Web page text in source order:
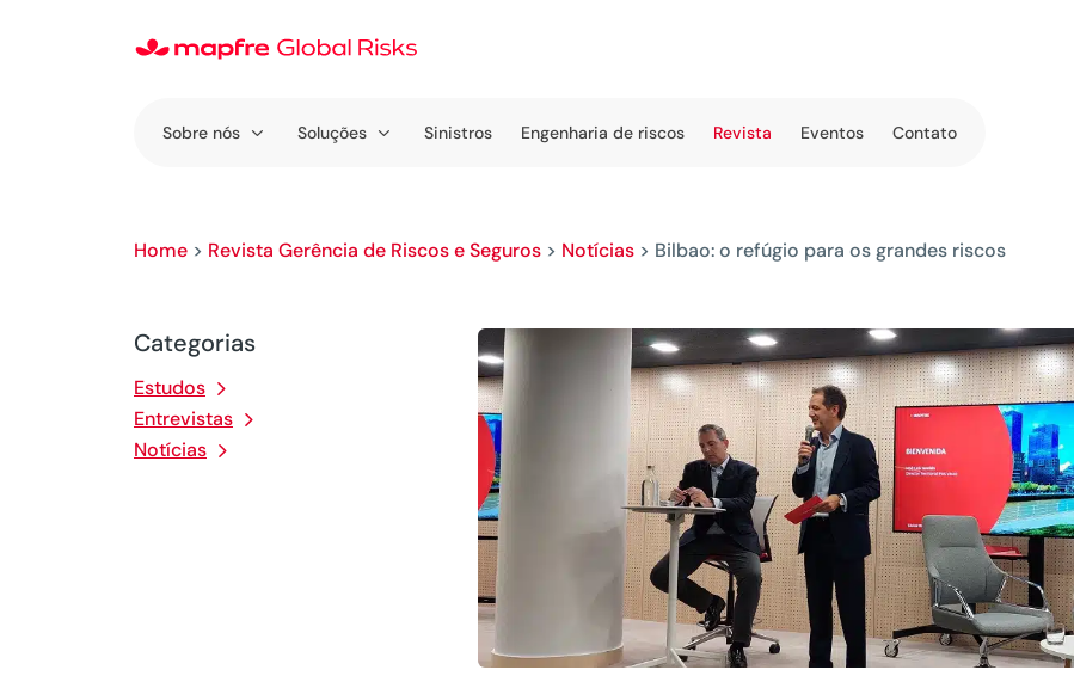
Sobre nós Soluções Sinistros Engenharia de riscos Revista Eventos Contato
Home > Revista Gerência de Riscos e Seguros > Notícias > Bilbao: o refúgio para os grandes riscos
Categorias
Estudos
Entrevistas
Notícias